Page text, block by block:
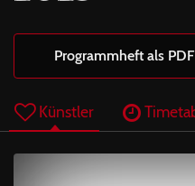
Programmheft als
Künstler